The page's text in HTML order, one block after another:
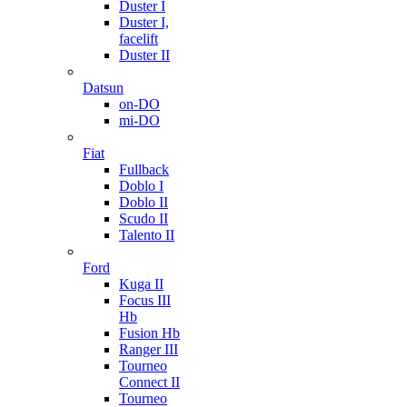
Duster I
Duster I,
facelift
Duster II
Datsun
on-DO
mi-DO
Fiat
Fullback
Doblo I
Doblo II
Scudo II
Talento II
Ford
Kuga II
Focus III
Hb
Fusion Hb
Ranger III
Tourneo
Connect II
Tourneo